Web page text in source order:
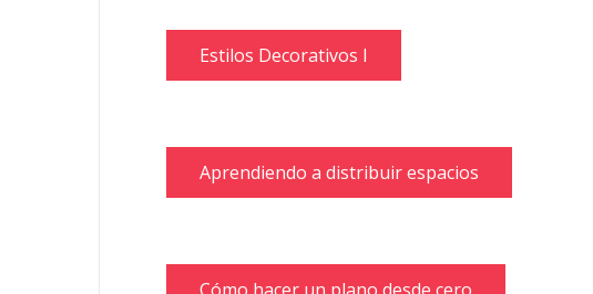
Estilos Decorativos I
Aprendiendo a distribuir espacios